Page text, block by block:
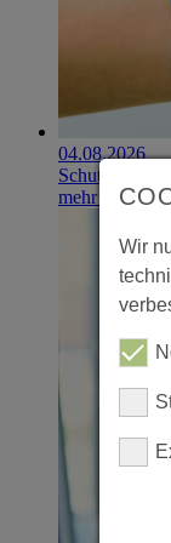
04.08.2026
mehr erfahren
Wir